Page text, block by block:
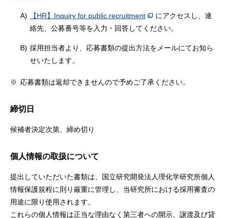
A) 【HR】Inquiry for public recruitment
にアクセスし、連
絡先、公募番号等を入力・回答してください。
B) 採用担当者より、応募書類の提出方法をメールにてお知ら
せいたします。
※ 応募書類は返却できませんので予めご了承ください。
締切日
候補者決定次第、締め切り
個人情報の取扱について
提出していただいた書類は、国立研究開発法人理化学研究所個人
情報保護規程に則り厳重に管理し、当研究所における採用審査の
用途に限り使用されます。
これらの個人情報は正当な理由なく第三者への開示、譲渡及び貸